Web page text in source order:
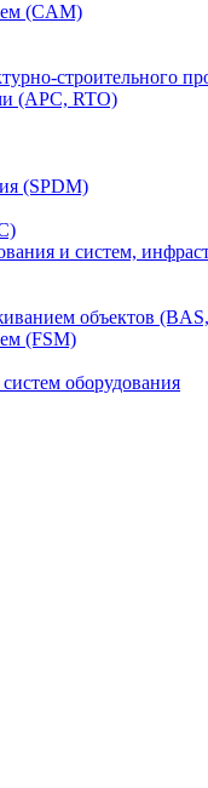
(CAM)
строительного
(APC, RTO)
(SPDM)
и систем,
объектов
(FSM)
оборудования